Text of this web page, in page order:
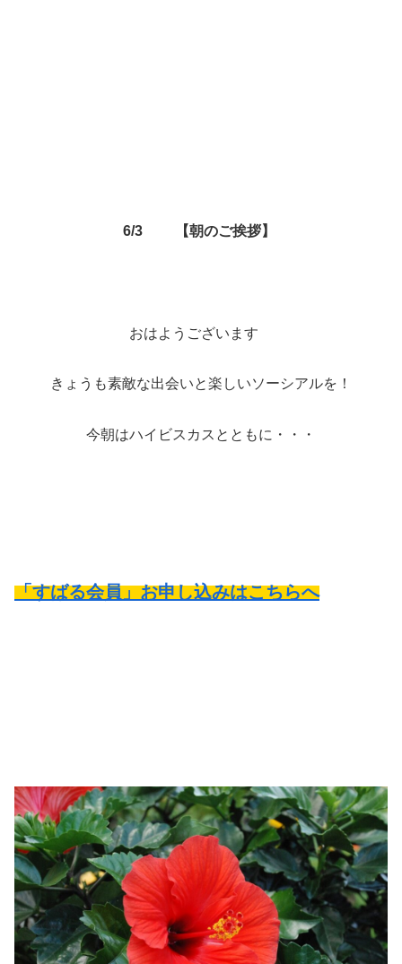
6/3 【朝のご挨拶】
おはようございます
きょうも素敵な出会いと楽しいソーシアルを！
今朝はハイビスカスとともに・・・
「すばる会員」お申し込みはこちらへ